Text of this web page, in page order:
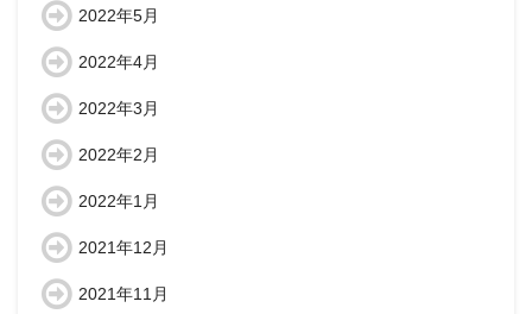
2022年5月
2022年4月
2022年3月
2022年2月
2022年1月
2021年12月
2021年11月